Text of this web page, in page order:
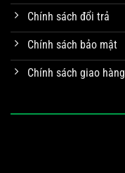
Chính sách đổi trả
Chính sách bảo mật
Chính sách giao hàng